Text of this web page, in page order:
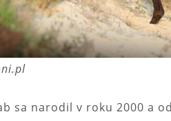
sa narodil v roku 2000 a